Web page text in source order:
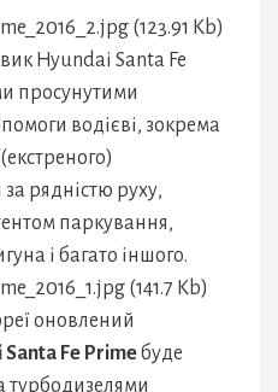
Hyundai Santa Fe
просунутими
водієві, зокрема
рядністю руху,
паркування,
і багато іншого.
оновлений
Fe Primeбуде
турбодизелями